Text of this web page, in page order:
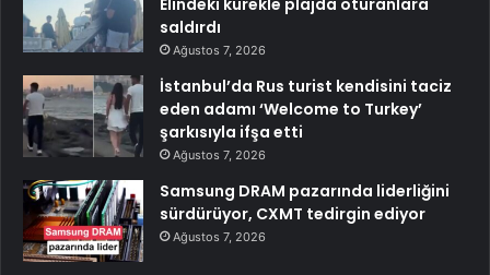
saldırdı
Ağustos 7, 2026
İstanbul’da Rus turist kendisini taciz
eden adamı ‘Welcome to Turkey’
şarkısıyla ifşa etti
Ağustos 7, 2026
Samsung DRAM pazarında liderliğini
sürdürüyor, CXMT tedirgin ediyor
Ağustos 7, 2026